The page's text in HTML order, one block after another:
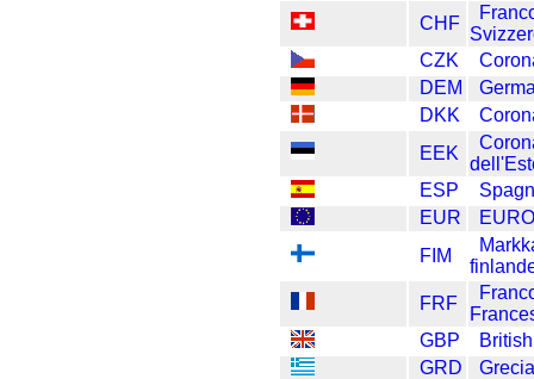
CHF
CZK
DEM
DKK
EEK
ESP
EUR
EURO
FIM
FRF
GBP
GRD